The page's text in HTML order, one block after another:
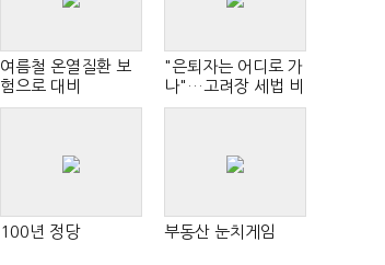
여름철 온열질환 보
험으로 대비
"은퇴자는 어디로 가
나"…고려장 세법 비
판 확산
100년 정당 부동산 눈치게임